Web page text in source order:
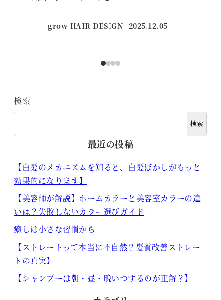
grow HAIR DESIGN 投稿日
2025.12.05
検索
検索
最近の投稿
【白髪のメカニズムを知ると、白髪ぼかしがもっと
効果的になります】
【美容師が解説】ホームカラーと美容室カラーの違
いは？失敗しないカラー選びガイド
癒しは小さな習慣から
【ストレートって本当に不自然？髪質改善ストレー
トの真実】
【シャンプーは朝・昼・晩いつするのが正解？】